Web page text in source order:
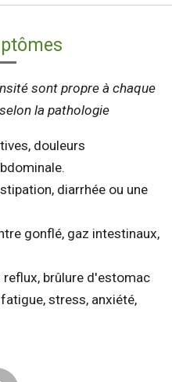
sont propre à chaque
la pathologie
douleurs
diarrhée ou une
gonflé, gaz intestinaux,
reflux, brûlure d'estomac
fatigue, stress, anxiété,